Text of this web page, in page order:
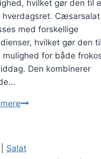
hvilket gør den til
hverdagsret. Cæsarsalat
med forskellige
hvilket gør den
mulighed for både
Den kombinerer
Cæsarsalad
Salat